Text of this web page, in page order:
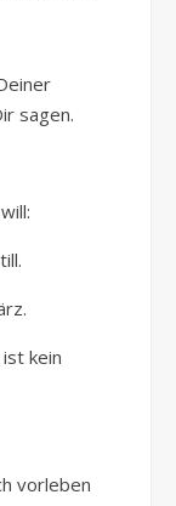
sagen.
kein
vorleben